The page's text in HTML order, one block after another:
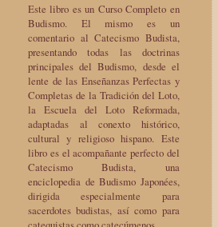
Este libro es un Curso Completo en
Budismo. El mismo es un
comentario al Catecismo Budista,
presentando todas las doctrinas
principales del Budismo, desde el
lente de las Enseñanzas Perfectas y
Completas de la Tradición del Loto,
la Escuela del Loto Reformada,
adaptadas al conexto histórico,
cultural y religioso hispano. Este
libro es el acompañante perfecto del
Catecismo Budista, una
enciclopedia de Budismo Japonées,
dirigida especialmente para
sacerdotes budistas, así como para